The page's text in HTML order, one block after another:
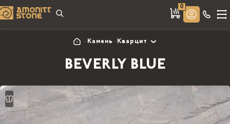
0
Камень Кварцит
BEVERLY BLUE